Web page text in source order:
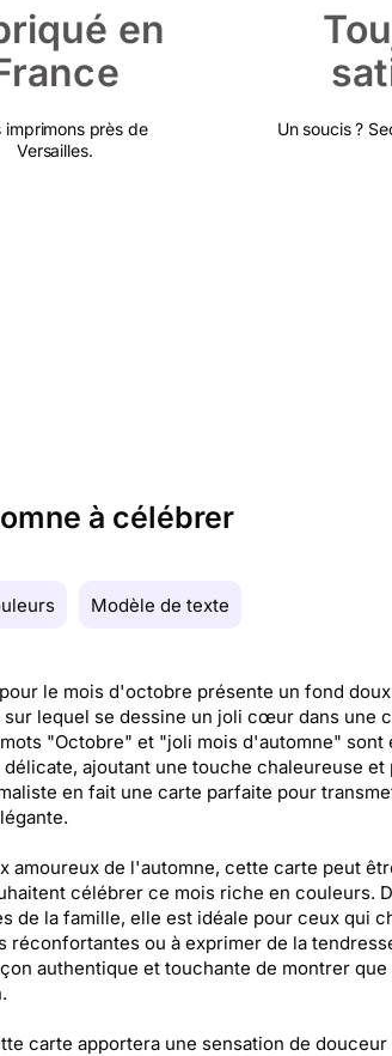
en
imprimons près de
Versailles.
Un soucis ?
à célébrer
Modèle de texte
le mois d'octobre présente un fond
lequel se dessine un joli cœur dans une
"Octobre" et "joli mois d'automne" sont
ajoutant une touche chaleureuse et
en fait une carte parfaite pour
amoureux de l'automne, cette carte peut
célébrer ce mois riche en couleurs.
de la famille, elle est idéale pour ceux qui
réconfortantes ou à exprimer de la
authentique et touchante de montrer que
carte apportera une sensation de douceur